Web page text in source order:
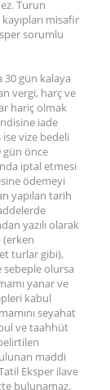
Turun
misafir
sorumlu
30 gün kalaya
vergi, harç ve
hariç olmak
iade
ise vize bedeli
gün önce
iptal etmesi
ödemeyi
yapılan tarih
yazılı olarak
(erken
turlar gibi),
sebeple olursa
yanar ve
kabul
seyahat
ve taahhüt
maddi
Eksper ilave
bulunamaz.